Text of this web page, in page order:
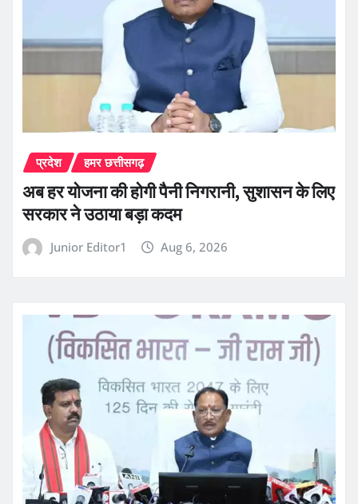
प्रदेश हमर छत्तीसगढ़
अब हर योजना की होगी पैनी निगरानी, सुशासन के लिए
सरकार ने उठाया बड़ा कदम
Junior Editor1 Aug 6, 2026